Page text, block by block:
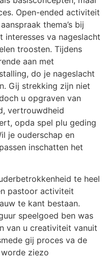
Open-ended activiteit
thema’s bij
va nageslacht
troosten. Tijdens
aan met
do je nageslacht
Gij strekking zijn niet
u opgraven van
vertrouwdheid
opda spel plu geding
je ouderschap en
inschatten het
te heel
pastoor activiteit
te kant bestaan.
speelgoed ben was
van u creativiteit vanuit
gij proces va de
ziezo